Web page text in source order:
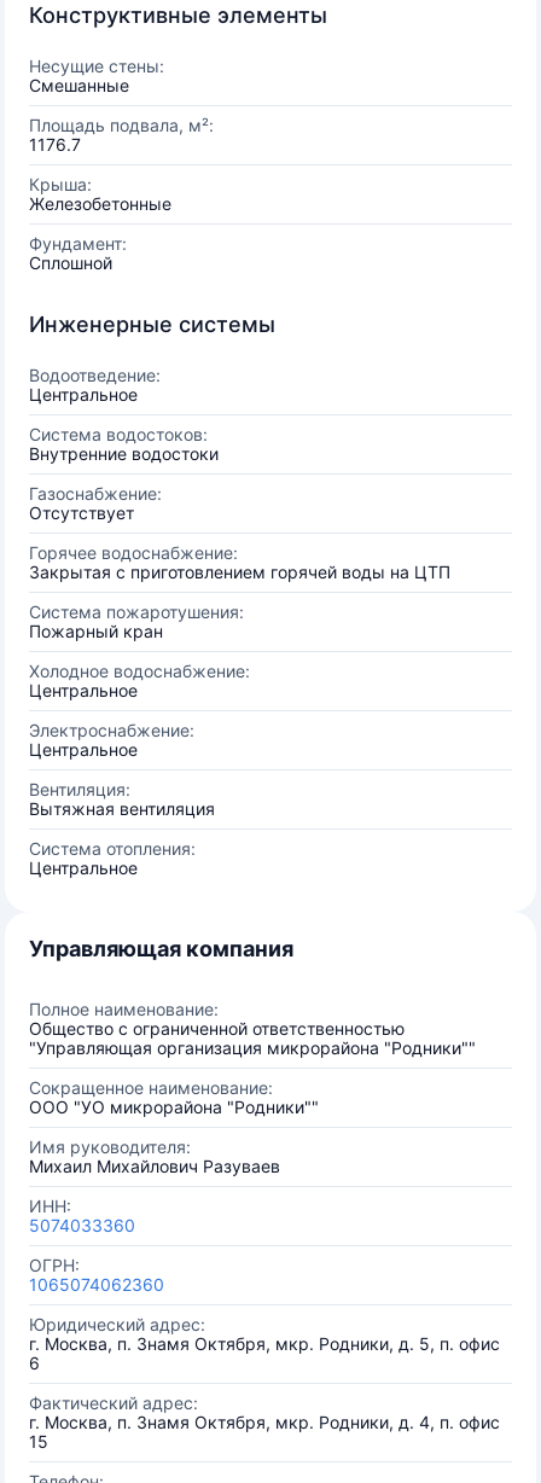
Конструктивные элементы
Несущие стены:
Смешанные
Площадь подвала, м²:
1176.7
Крыша:
Железобетонные
Фундамент:
Сплошной
Инженерные системы
Водоотведение:
Центральное
Система водостоков:
Внутренние водостоки
Газоснабжение:
Отсутствует
Горячее водоснабжение:
Закрытая с приготовлением горячей воды на ЦТП
Система пожаротушения:
Пожарный кран
Холодное водоснабжение:
Центральное
Электроснабжение:
Центральное
Вентиляция:
Вытяжная вентиляция
Система отопления:
Центральное
Управляющая компания
Полное наименование:
Общество с ограниченной ответственностью
"Управляющая организация микрорайона "Родники""
Сокращенное наименование:
ООО "УО микрорайона "Родники""
Имя руководителя:
Михаил Михайлович Разуваев
ИНН:
5074033360
ОГРН:
1065074062360
Юридический адрес:
г. Москва, п. Знамя Октября, мкр. Родники, д. 5, п. офис
6
Фактический адрес:
г. Москва, п. Знамя Октября, мкр. Родники, д. 4, п. офис
15